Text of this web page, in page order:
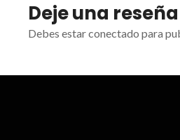
Deje una reseña
Debes estar conectado para